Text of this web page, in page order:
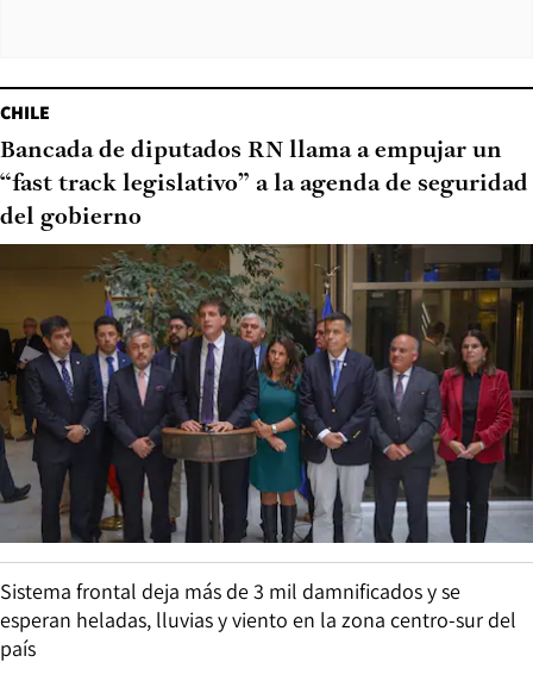
CHILE
Bancada de diputados RN llama a empujar un
“fast track legislativo” a la agenda de seguridad
del gobierno
Sistema frontal deja más de 3 mil damnificados y se
esperan heladas, lluvias y viento en la zona centro-sur del
país